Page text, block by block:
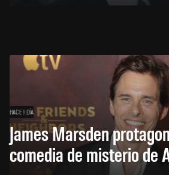
HACE 1 DÍA
James Marsden
comedia de misterio de